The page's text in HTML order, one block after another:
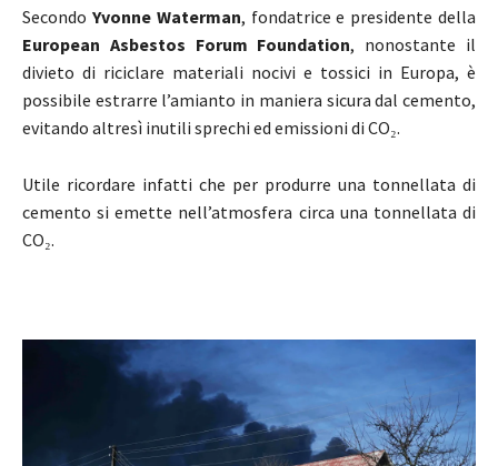
Secondo Yvonne Waterman, fondatrice e presidente della
European Asbestos Forum Foundation, nonostante il
divieto di riciclare materiali nocivi e tossici in Europa, è
possibile estrarre l’amianto in maniera sicura dal cemento,
evitando altresì inutili sprechi ed emissioni di CO₂.
Utile ricordare infatti che per produrre una tonnellata di
cemento si emette nell’atmosfera circa una tonnellata di
CO₂.